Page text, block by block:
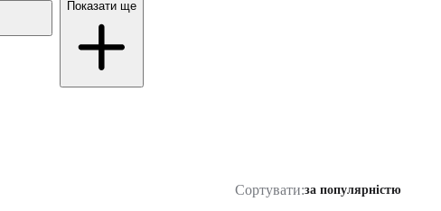
Показати ще
Сортувати:за популярністю